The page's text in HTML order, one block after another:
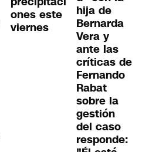
ones este
viernes
hija de
Bernarda
Vera y
ante las
críticas de
Fernando
Rabat
sobre la
gestión
del caso
responde: